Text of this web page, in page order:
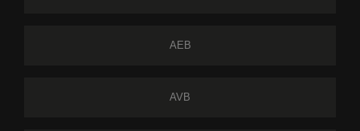
AEB
AVB